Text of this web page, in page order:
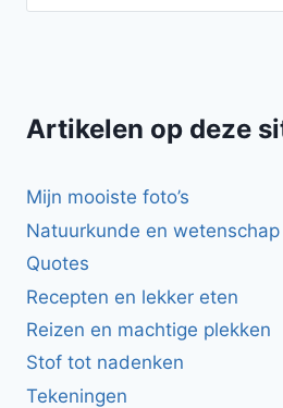
Artikelen op deze
Mijn mooiste foto’s
Natuurkunde en wetenschap
Quotes
Recepten en lekker eten
Reizen en machtige plekken
Stof tot nadenken
Tekeningen